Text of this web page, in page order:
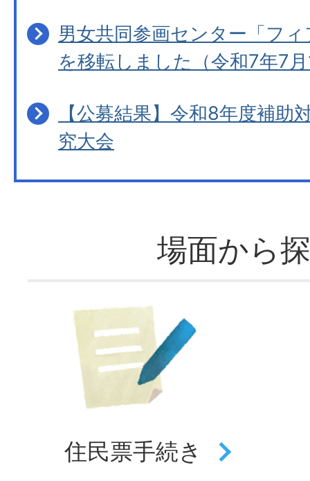
男女共同参画センター「フ
を移転しました（令和7年7
【公募結果】令和8年度補助
究大会
場面から
住民票手続き